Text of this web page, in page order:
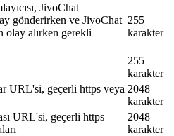
JivoChat
gönderirken ve JivoChat
olay alırken gerekli
255
karakter
255
karakter
URL'si, geçerli https veya 2048
karakter
URL'si, geçerli https
2048
karakter